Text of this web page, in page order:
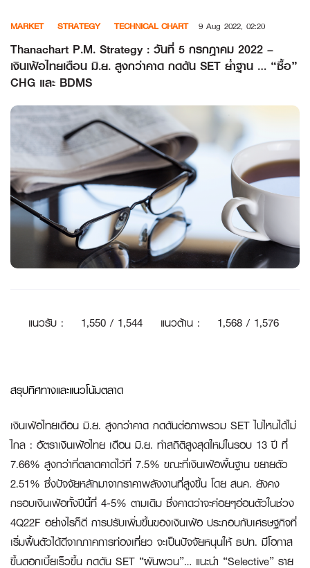
content
MARKET STRATEGY TECHNICAL CHART 9 Aug 2022, 02:20
Thanachart P.M. Strategy : วันที่ 5 กรกฎาคม 2022 –
เงินเฟ้อไทยเดือน มิ.ย. สูงกว่าคาด กดดัน SET ย่ำฐาน … “ซื้อ”
CHG และ BDMS
แนวรับ: 1,550 / 1,544 แนวต้าน : 1,568 / 1,576
สรุปทิศทางและแนวโน้มตลาด
เงินเฟ้อไทยเดือน มิ.ย. สูงกว่าคาด กดดันต่อภาพรวม SET ไปไหนได้ไม่
ไกล : อัตราเงินเฟ้อไทย เดือน มิ.ย. ทำสถิติสูงสุดใหม่ในรอบ 13 ปี ที่
7.66% สูงกว่าที่ตลาดคาดไว้ที่ 7.5% ขณะที่เงินเฟ้อพื้นฐาน ขยายตัว
2.51% ซึ่งปัจจัยหลักมาจากราคาพลังงานที่สูงขึ้น โดย สนค. ยังคง
กรอบเงินเฟ้อทั้งปีนี้ที่ 4-5% ตามเดิม ซึ่งคาดว่าจะค่อยๆอ่อนตัวในช่วง
4Q22F อย่างไรก็ดี การปรับเพิ่มขึ้นของเงินเฟ้อ ประกอบกับเศรษฐกิจที่
เริ่มฟื้นตัวได้ดีจากภาคการท่องเที่ยว จะเป็นปัจจัยหนุนให้ ธปท. มีโอกาส
ขึ้นดอกเบี้ยเร็วขึ้น กดดัน SET “ผันผวน”… แนะนำ “Selective” ราย